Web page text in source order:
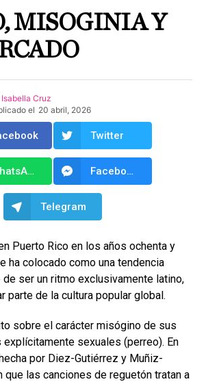
MISOGINIA Y
Isabella Cruz
el 20 abril, 2026
Twitter
WhatsApp Facebook Messenger
Telegram
Puerto Rico en los años ochenta y
ha colocado como una tendencia
de ser un ritmo exclusivamente latino,
parte de la cultura popular global.
sobre el carácter misógino de sus
sexuales (perreo). En
por Diez-Gutiérrez y Muñiz-
que las canciones de reguetón tratan a